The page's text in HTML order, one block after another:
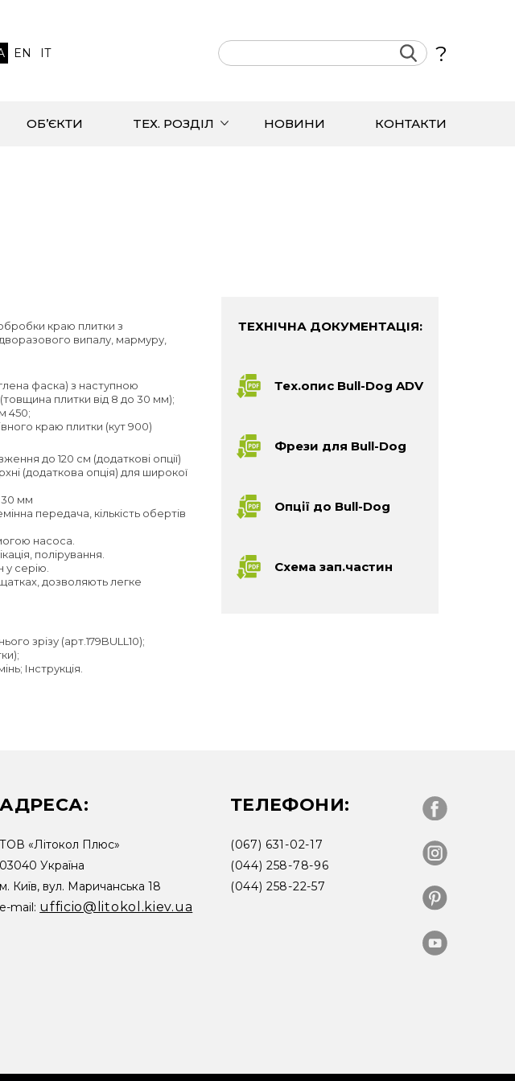
EN IT ?
ОБ’ЄКТИ TЕХ. РОЗДІЛ НОВИНИ КОНТАКТИ
краю плитки з
випалу, мармуру,
фаска) з наступною
плитки від 8 до 30 мм);
450;
краю плитки (кут 900)
до 120 см (додаткові опції)
(додаткова опція) для широкої
30 мм
передача, кількість обертів
насоса.
полірування.
у серію.
дозволяють легке
зрізу (арт.179BULL10);
Інструкція.
ТЕХНІЧНА ДОКУМЕНТАЦІЯ:
Тех.опиc Bull-Dog ADV
Фрези для Bull-Dog
Опції до Bull-Dog
Схема зап.частин
АДРЕСА:
ТОВ «Літокол Плюс»
03040 Україна
м. Київ, вул. Маричанська 18
e-mail: ufficio@litokol.kiev.ua
ТЕЛЕФОНИ:
(067) 631-02-17
(044) 258-78-96
(044) 258-22-57